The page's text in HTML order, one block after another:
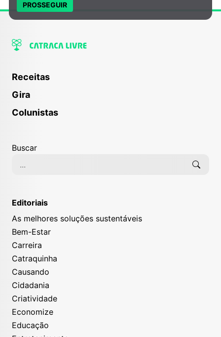
Receitas
Gira
Colunistas
Buscar
Editoriais
As melhores soluções sustentáveis
Bem-Estar
Carreira
Catraquinha
Causando
Cidadania
Criatividade
Economize
Educação
PROSSEGUIR